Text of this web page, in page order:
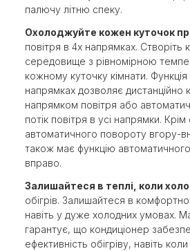
палючу літню спеку.
Охолоджуйте кожен куточок
повітря в 4х напрямках. Створіть
середовище з рівномірною
кожному куточку кімнати.
напрямках дозволяє дистанційно
напрямком повітря або
потік повітря в усі напрямки. Крім
автоматичного повороту вгору-
також має функцію
вправо.
Залишайтеся в теплі, коли
обігрів. Залишайтеся в
навіть у дуже холодних умовах.
гарантує, що кондиціонер
ефективність обігріву, навіть